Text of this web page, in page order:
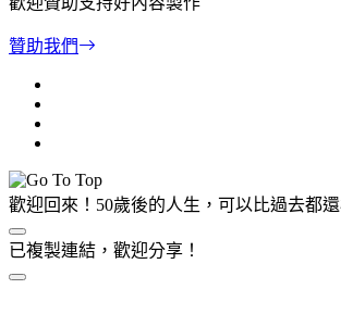
贊助我們
歡迎回來！50歲後的人生，可以比過去都還
已複製連結，歡迎分享！